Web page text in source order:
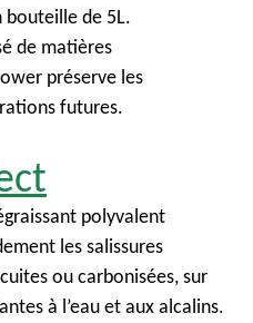
bouteille de 5L.
de matières
préserve les
futures.
polyvalent
les salissures
ou carbonisées, sur
à l’eau et aux alcalins.